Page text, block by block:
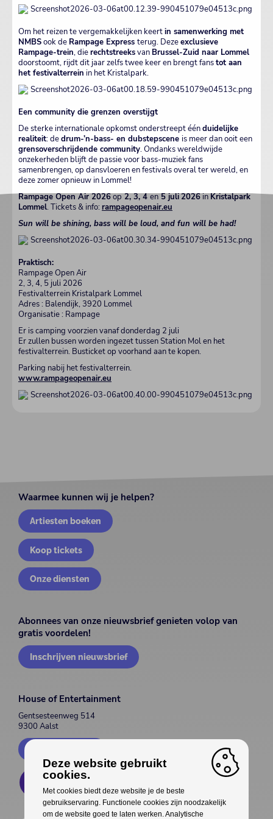
Om het reizen te vergemakkelijken keertin samenwerking met
NMBSook de Rampage Express terug. Dezeexclusieve
Rampage-trein, dierechtstreeksvan Brussel-Zuid naar Lommel
doorstoomt, rijdt dit jaar zelfs twee keer en brengt fanstot aan
het festivalterrein in het Kristalpark.
Een community die grenzen overstijgt
De sterke internationale opkomst onderstreept éénduidelijke
realiteit: dedrum-’n-bass- en dubstepscene is meer dan ooit een
grensoverschrijdende community. Ondanks wereldwijde
onzekerheden blijft de passie voor bass-muziek fans
samenbrengen, op dansvloeren en festivals overal ter wereld, en
deze zomer opnieuw in Lommel!
Rampage Open Air 2026op2, 3, 4en5 juli2026inKristalpark
Lommel. Tickets & info: rampageopenair.eu
Sun will be shining, bass will be loud, and fun will be had!
Praktisch:
Rampage Open Air
2, 3, 4, 5 juli 2026
Festivalterrein Kristalpark Lommel
Adres : Balendijk, 3920 Lommel
Organisatie : Rampage
Er is camping voorzien vanaf donderdag 2 juli
Er zullen bussen worden ingezet tussen Station Mol en het
festivalterrein. Busticket op voorhand aan te kopen.
Parking nabij het festivalterrein.
www.rampageopenair.eu
Waarmee kunnen wij je helpen?
Artiesten boeken
Koop tickets
Onze diensten
Abonnees van onze nieuwsbrief genieten volop van
gratis voordelen!
Inschrijven nieuwsbrief
House of Entertainment
Gentsesteenweg 514
9300 Aalst
Deze website gebruikt
cookies.
Met cookies biedt deze website je de beste
gebruikservaring. Functionele cookies zijn noodzakelijk
om de website goed te laten werken. Analytische